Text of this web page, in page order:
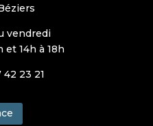
vendredi
et 14h à 18h
42 23 21